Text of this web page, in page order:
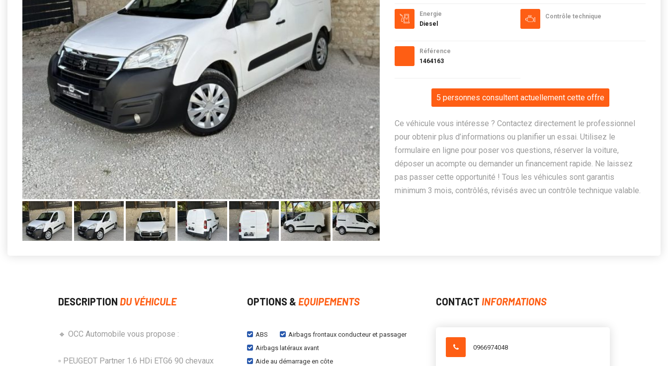
Energie
Diesel
Référence
1464163
Contrôle technique
5 personnes consultent actuellement cette offre
Ce véhicule vous intéresse ? Contactez directement le professionnel
pour obtenir plus d’informations ou planifier un essai. Utilisez le
formulaire en ligne pour poser vos questions, réserver la voiture,
déposer un acompte ou demander un financement rapide. Ne laissez
pas passer cette opportunité ! Tous les véhicules sont garantis
minimum 3 mois, contrôlés, révisés avec un contrôle technique valable.
DESCRIPTION DU VÉHICULE
🔸 OCC Automobile vous propose :
▫️ PEUGEOT Partner 1.6 HDi ETG6 90 chevaux
OPTIONS & EQUIPEMENTS
ABS
Airbags frontaux conducteur et passager
Airbags latéraux avant
Aide au démarrage en côte
CONTACT INFORMATIONS
0966974048